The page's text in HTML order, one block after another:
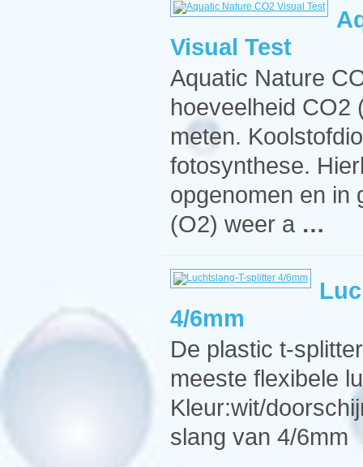
Visual Test
Aquatic Nature
hoeveelheid CO2
meten.
fotosynthese.
opgenomen en in
(O2) weer a …
4/6mm
De plastic t-
meeste flexibele
Kleur:wit/
slang van 4/6mm